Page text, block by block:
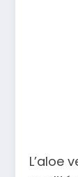
L’aloe